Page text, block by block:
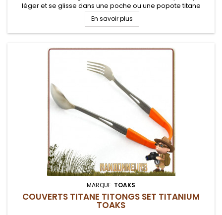
léger et se glisse dans une poche ou une popote titane
Toaks
En savoir plus
MARQUE: TOAKS
COUVERTS TITANE TITONGS SET TITANIUM
TOAKS